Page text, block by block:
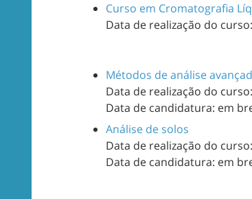
Curso em Cromatografia
Data de realização do
Métodos de análise
Data de realização do
Data de candidatura: em
Análise de solos
Data de realização do
Data de candidatura: em